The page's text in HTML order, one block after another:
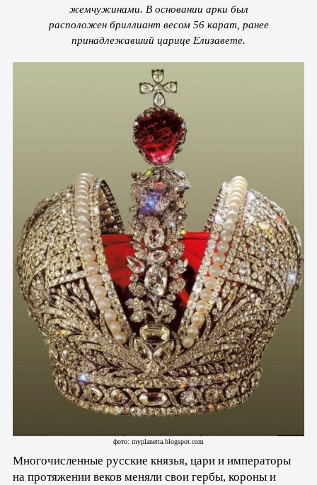
жемчужинами. В основании арки был
расположен бриллиант весом 56 карат, ранее
принадлежавший царице Елизавете.
фото: myplanetta.blogspot.com
Многочисленные русские князья, цари и императоры
на протяжении веков меняли свои гербы, короны и